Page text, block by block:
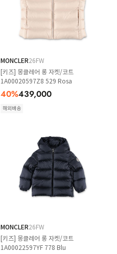
MONCLER26FW
[키즈] 몽클레어 롱 자켓/코트
1A00020597Z8 529 Rosa
40%439,000
해외배송
MONCLER26FW
[키즈] 몽클레어 롱 자켓/코트
1A00022597YF 778 Blu